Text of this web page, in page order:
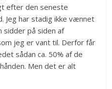
efter den seneste
Jeg har stadig ikke vænnet
sidder på siden af
jeg er vant til. Derfor får
sådan ca. 50% af de
Men det er alt